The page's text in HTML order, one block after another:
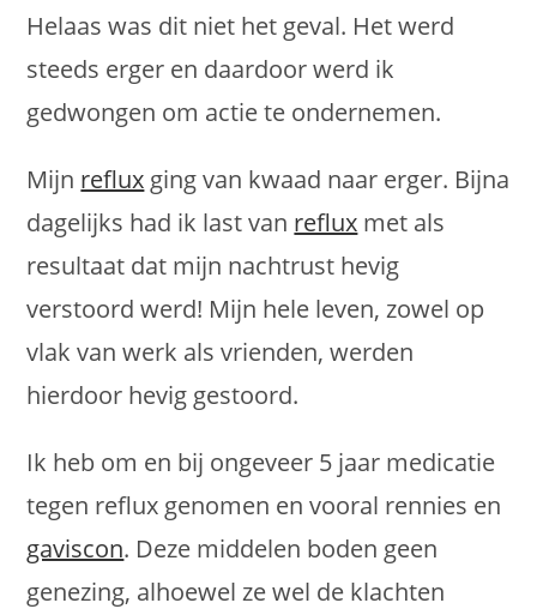
Helaas was dit niet het geval. Het werd
steeds erger en daardoor werd ik
gedwongen om actie te ondernemen.
Mijn reflux ging van kwaad naar erger. Bijna
dagelijks had ik last van reflux met als
resultaat dat mijn nachtrust hevig
verstoord werd! Mijn hele leven, zowel op
vlak van werk als vrienden, werden
hierdoor hevig gestoord.
Ik heb om en bij ongeveer 5 jaar medicatie
tegen reflux genomen en vooral rennies en
gaviscon. Deze middelen boden geen
genezing, alhoewel ze wel de klachten